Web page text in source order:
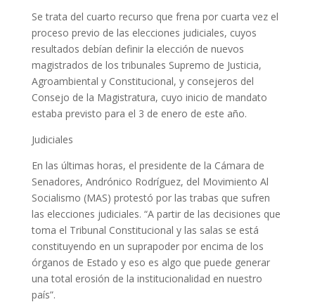
Se trata del cuarto recurso que frena por cuarta vez el
proceso previo de las elecciones judiciales, cuyos
resultados debían definir la elección de nuevos
magistrados de los tribunales Supremo de Justicia,
Agroambiental y Constitucional, y consejeros del
Consejo de la Magistratura, cuyo inicio de mandato
estaba previsto para el 3 de enero de este año.
Judiciales
En las últimas horas, el presidente de la Cámara de
Senadores, Andrónico Rodríguez, del Movimiento Al
Socialismo (MAS) protestó por las trabas que sufren
las elecciones judiciales. “A partir de las decisiones que
toma el Tribunal Constitucional y las salas se está
constituyendo en un suprapoder por encima de los
órganos de Estado y eso es algo que puede generar
una total erosión de la institucionalidad en nuestro
país”.